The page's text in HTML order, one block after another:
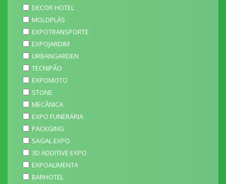
DECOR HOTEL
MOLDPLÁS
EXPOTRANSPORTE
EXPOJARDIM
URBANGARDEN
TECNIPÃO
EXPOMOTO
STONE
MECÂNICA
EXPO FUNERÁRIA
PACKGING
SAGAL EXPO
3D ADDITIVE EXPO
EXPOALIMENTA
BARHOTEL